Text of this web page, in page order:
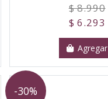
$ 8.990
$ 6.293
Agregar
-30%